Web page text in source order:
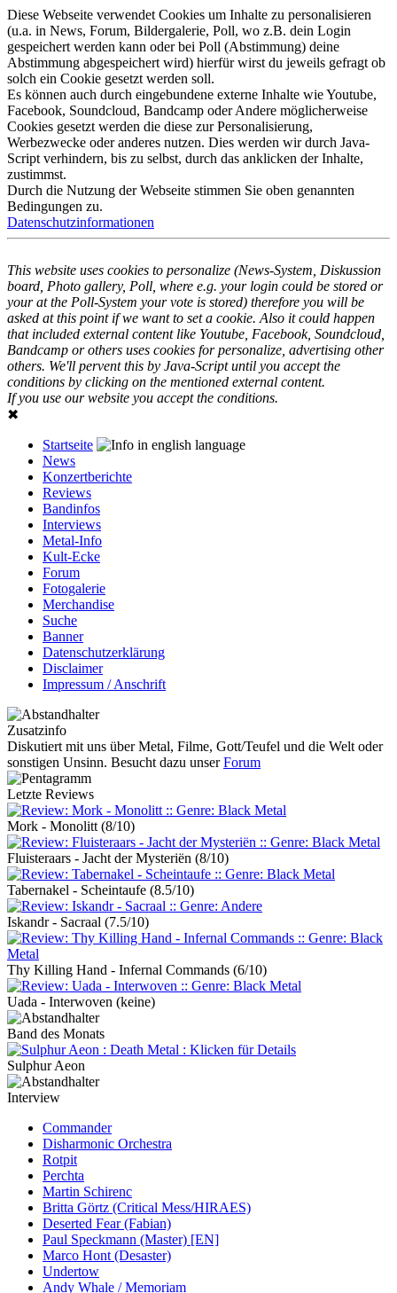
Diese Webseite verwendet Cookies um Inhalte zu personalisieren
(u.a. in News, Forum, Bildergalerie, Poll, wo z.B. dein Login
gespeichert werden kann oder bei Poll (Abstimmung) deine
Abstimmung abgespeichert wird) hierfür wirst du jeweils gefragt ob
solch ein Cookie gesetzt werden soll.
Es können auch durch eingebundene externe Inhalte wie Youtube,
Facebook, Soundcloud, Bandcamp oder Andere möglicherweise
Cookies gesetzt werden die diese zur Personalisierung,
Werbezwecke oder anderes nutzen. Dies werden wir durch Java-
Script verhindern, bis zu selbst, durch das anklicken der Inhalte,
zustimmst.
Durch die Nutzung der Webseite stimmen Sie oben genannten
Bedingungen zu.
Datenschutzinformationen
This website uses cookies to personalize (News-System, Diskussion
board, Photo gallery, Poll, where e.g. your login could be stored or
your at the Poll-System your vote is stored) therefore you will be
asked at this point if we want to set a cookie. Also it could happen
that included external content like Youtube, Facebook, Soundcloud,
Bandcamp or others uses cookies for personalize, advertising other
others. We'll pervent this by Java-Script until you accept the
conditions by clicking on the mentioned external content.
If you use our website you accept the conditions.
✖
Startseite
News
Konzertberichte
Reviews
Bandinfos
Interviews
Metal-Info
Kult-Ecke
Forum
Fotogalerie
Merchandise
Suche
Banner
Datenschutzerklärung
Disclaimer
Impressum / Anschrift
Zusatzinfo
Diskutiert mit uns über Metal, Filme, Gott/Teufel und die Welt oder
sonstigen Unsinn. Besucht dazu unserForum
Letzte Reviews
Mork - Monolitt (8/10)
Fluisteraars - Jacht der Mysteriën (8/10)
Tabernakel - Scheintaufe (8.5/10)
Iskandr - Sacraal (7.5/10)
Thy Killing Hand - Infernal Commands (6/10)
Uada - Interwoven (keine)
Band des Monats
Sulphur Aeon
Interview
Commander
Disharmonic Orchestra
Rotpit
Perchta
Martin Schirenc
Britta Görtz (Critical Mess/HIRAES)
Deserted Fear (Fabian)
Paul Speckmann (Master) [EN]
Marco Hont (Desaster)
Undertow
Andy Whale / Memoriam